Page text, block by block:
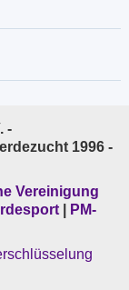
-
1996 -
Vereinigung
PM-